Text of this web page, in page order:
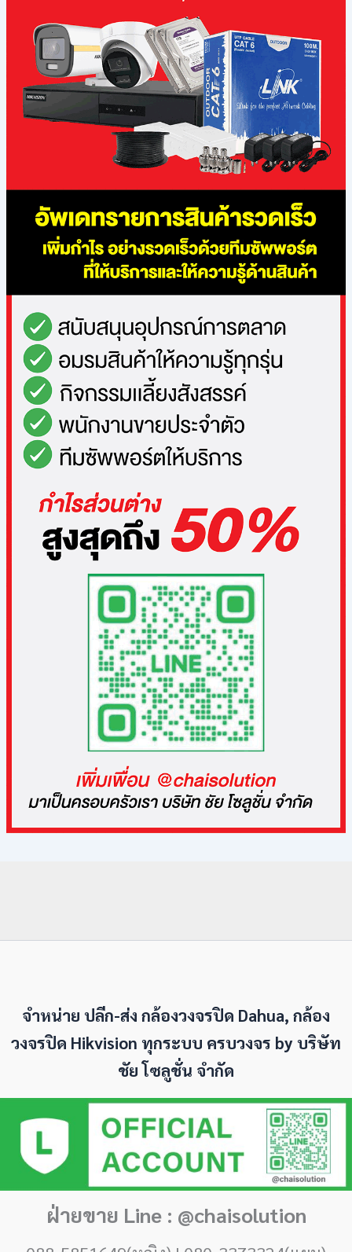
จำหน่าย ปลีก-ส่ง กล้องวงจรปิด Dahua, กล้อง
วงจรปิด Hikvision ทุกระบบ ครบวงจร by บริษัท
ชัย โซลูชั่น จำกัด
ฝ่ายขาย Line : @chaisolution